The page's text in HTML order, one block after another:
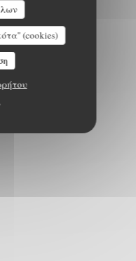
(cookies)